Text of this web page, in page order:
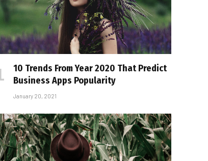
10 Trends From Year 2020 That Predict
Business Apps Popularity
January 20, 2021